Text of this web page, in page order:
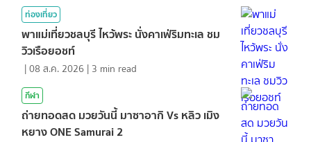
ท่องเที่ยว
พาแม่เที่ยวชลบุรี ไหว้พระ นั่งคาเฟ่ริมทะเล ชม
วิวเรือยอชท์
|08 ส.ค. 2026 | 3 min read
กีฬา
ถ่ายทอดสด มวยวันนี้ มาซาอากิ Vs หลิว เมิง
หยาง ONE Samurai 2